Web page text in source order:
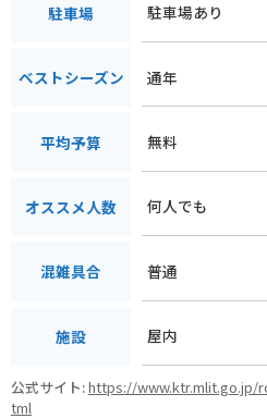
駐車場 駐車場あり
ベストシーズン 通年
平均予算 無料
オススメ人数 何人でも
混雑具合 普通
施設 屋内
公式サイト:https://www.ktr.mlit.go.jp/
tml